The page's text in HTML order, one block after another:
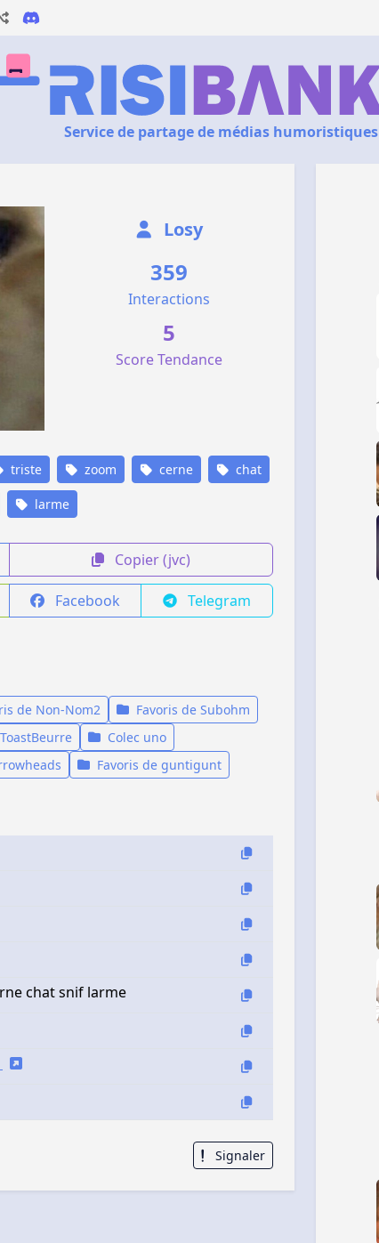
Service de partage de médias humoristiques
Losy
359
Interactions
5
Score Tendance
triste zoom cerne chat
larme
Copier (jvc)
Facebook Telegram
de Non-Nom2
Favoris de Subohm
Colec uno
Favoris de guntigunt
chat snif larme
Signaler